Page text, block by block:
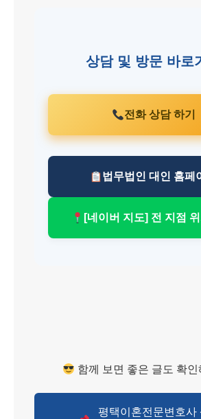
상담 및 방문 바로
전화 상담 하기
법무법인 대인 홈페
[네이버 지도] 전 지점
함께 보면 좋은 글도 확인
평택이혼전문변호사